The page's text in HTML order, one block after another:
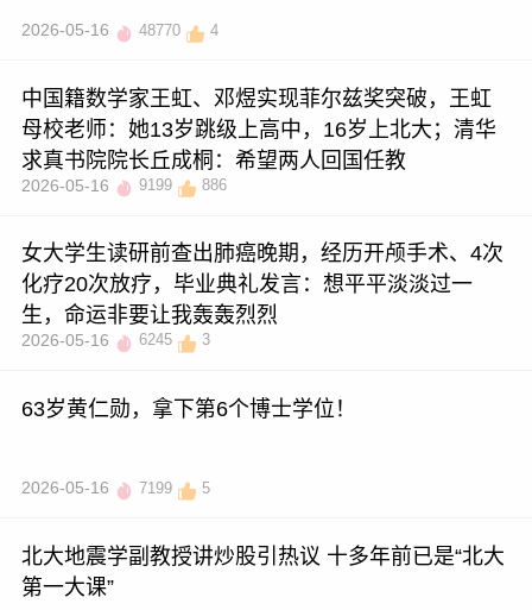
2026-05-16 48770 4
中国籍数学家王虹、邓煜实现菲尔兹奖突破，王虹
母校老师：她13岁跳级上高中，16岁上北大；清华
求真书院院长丘成桐：希望两人回国任教
2026-05-16 9199 886
女大学生读研前查出肺癌晚期，经历开颅手术、4次
化疗20次放疗，毕业典礼发言：想平平淡淡过一
生，命运非要让我轰轰烈烈
2026-05-16 6245 3
63岁黄仁勋，拿下第6个博士学位！
2026-05-16 7199 5
北大地震学副教授讲炒股引热议 十多年前已是“北大
第一大课”